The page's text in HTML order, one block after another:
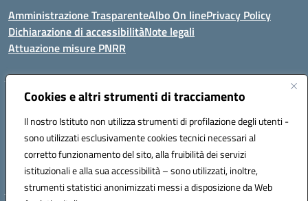
Cookies e altri strumenti di tracciamento
Il nostro Istituto non utilizza strumenti di profilazione degli utenti -
sono utilizzati esclusivamente cookies tecnici necessari al
corretto funzionamento del sito, alla fruibilità dei servizi
istituzionali e alla sua accessibilità – sono utilizzati, inoltre,
strumenti statistici anonimizzati messi a disposizione da Web
Amministrazione TrasparenteAlbo On linePrivacy Policy
Dichiarazione di accessibilitàNote legali
Attuazione misure PNRR
VIA KENNEDY, 1 91011 ALCAMO (TP)
Mail: TPIC81000X@istruzione.it PEC: TPIC81000X@pec.istruzione.it
Codice meccanografico: TPIC81000X
Codice fiscale: 80003900810
Codice Univoco Ufficio: UFHNHB